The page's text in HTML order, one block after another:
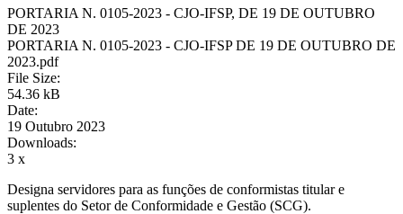
PORTARIA N. 0105-2023 - CJO-IFSP, DE 19 DE OUTUBRO
DE 2023
PORTARIA N. 0105-2023 - CJO-IFSP DE 19 DE OUTUBRO DE
2023.pdf
File Size:
54.36 kB
Date:
19 Outubro 2023
Downloads:
3 x
Designa servidores para as funções de conformistas titular e
suplentes do Setor de Conformidade e Gestão (SCG).